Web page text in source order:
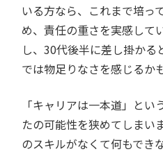
いる方なら、これまで培っ
め、責任の重さを実感して
し、30代後半に差し掛かる
では物足りなさを感じるか
「キャリアは一本道」と
たの可能性を狭めてしまい
のスキルがなくて何もでき